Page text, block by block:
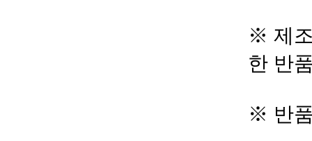
※ 제
한 반
※ 반